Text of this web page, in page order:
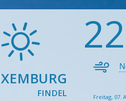
FINDEL
22
Freitag, 07.